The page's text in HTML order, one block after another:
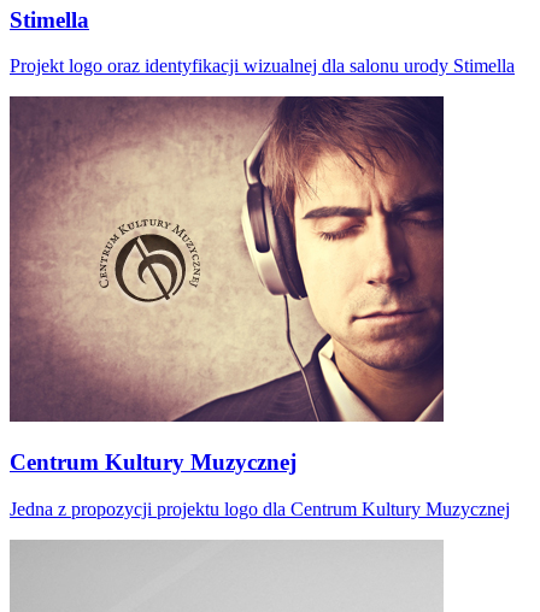
Stimella
Projekt logo oraz identyfikacji wizualnej dla salonu urody Stimella
Centrum Kultury Muzycznej
Jedna z propozycji projektu logo dla Centrum Kultury Muzycznej